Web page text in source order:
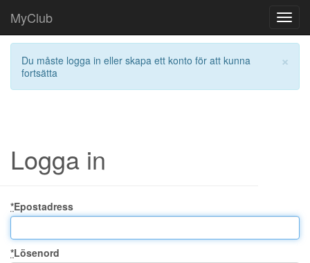
MyClub
×
Du måste logga in eller skapa ett konto för att kunna
fortsätta
Logga in
*Epostadress
*Lösenord